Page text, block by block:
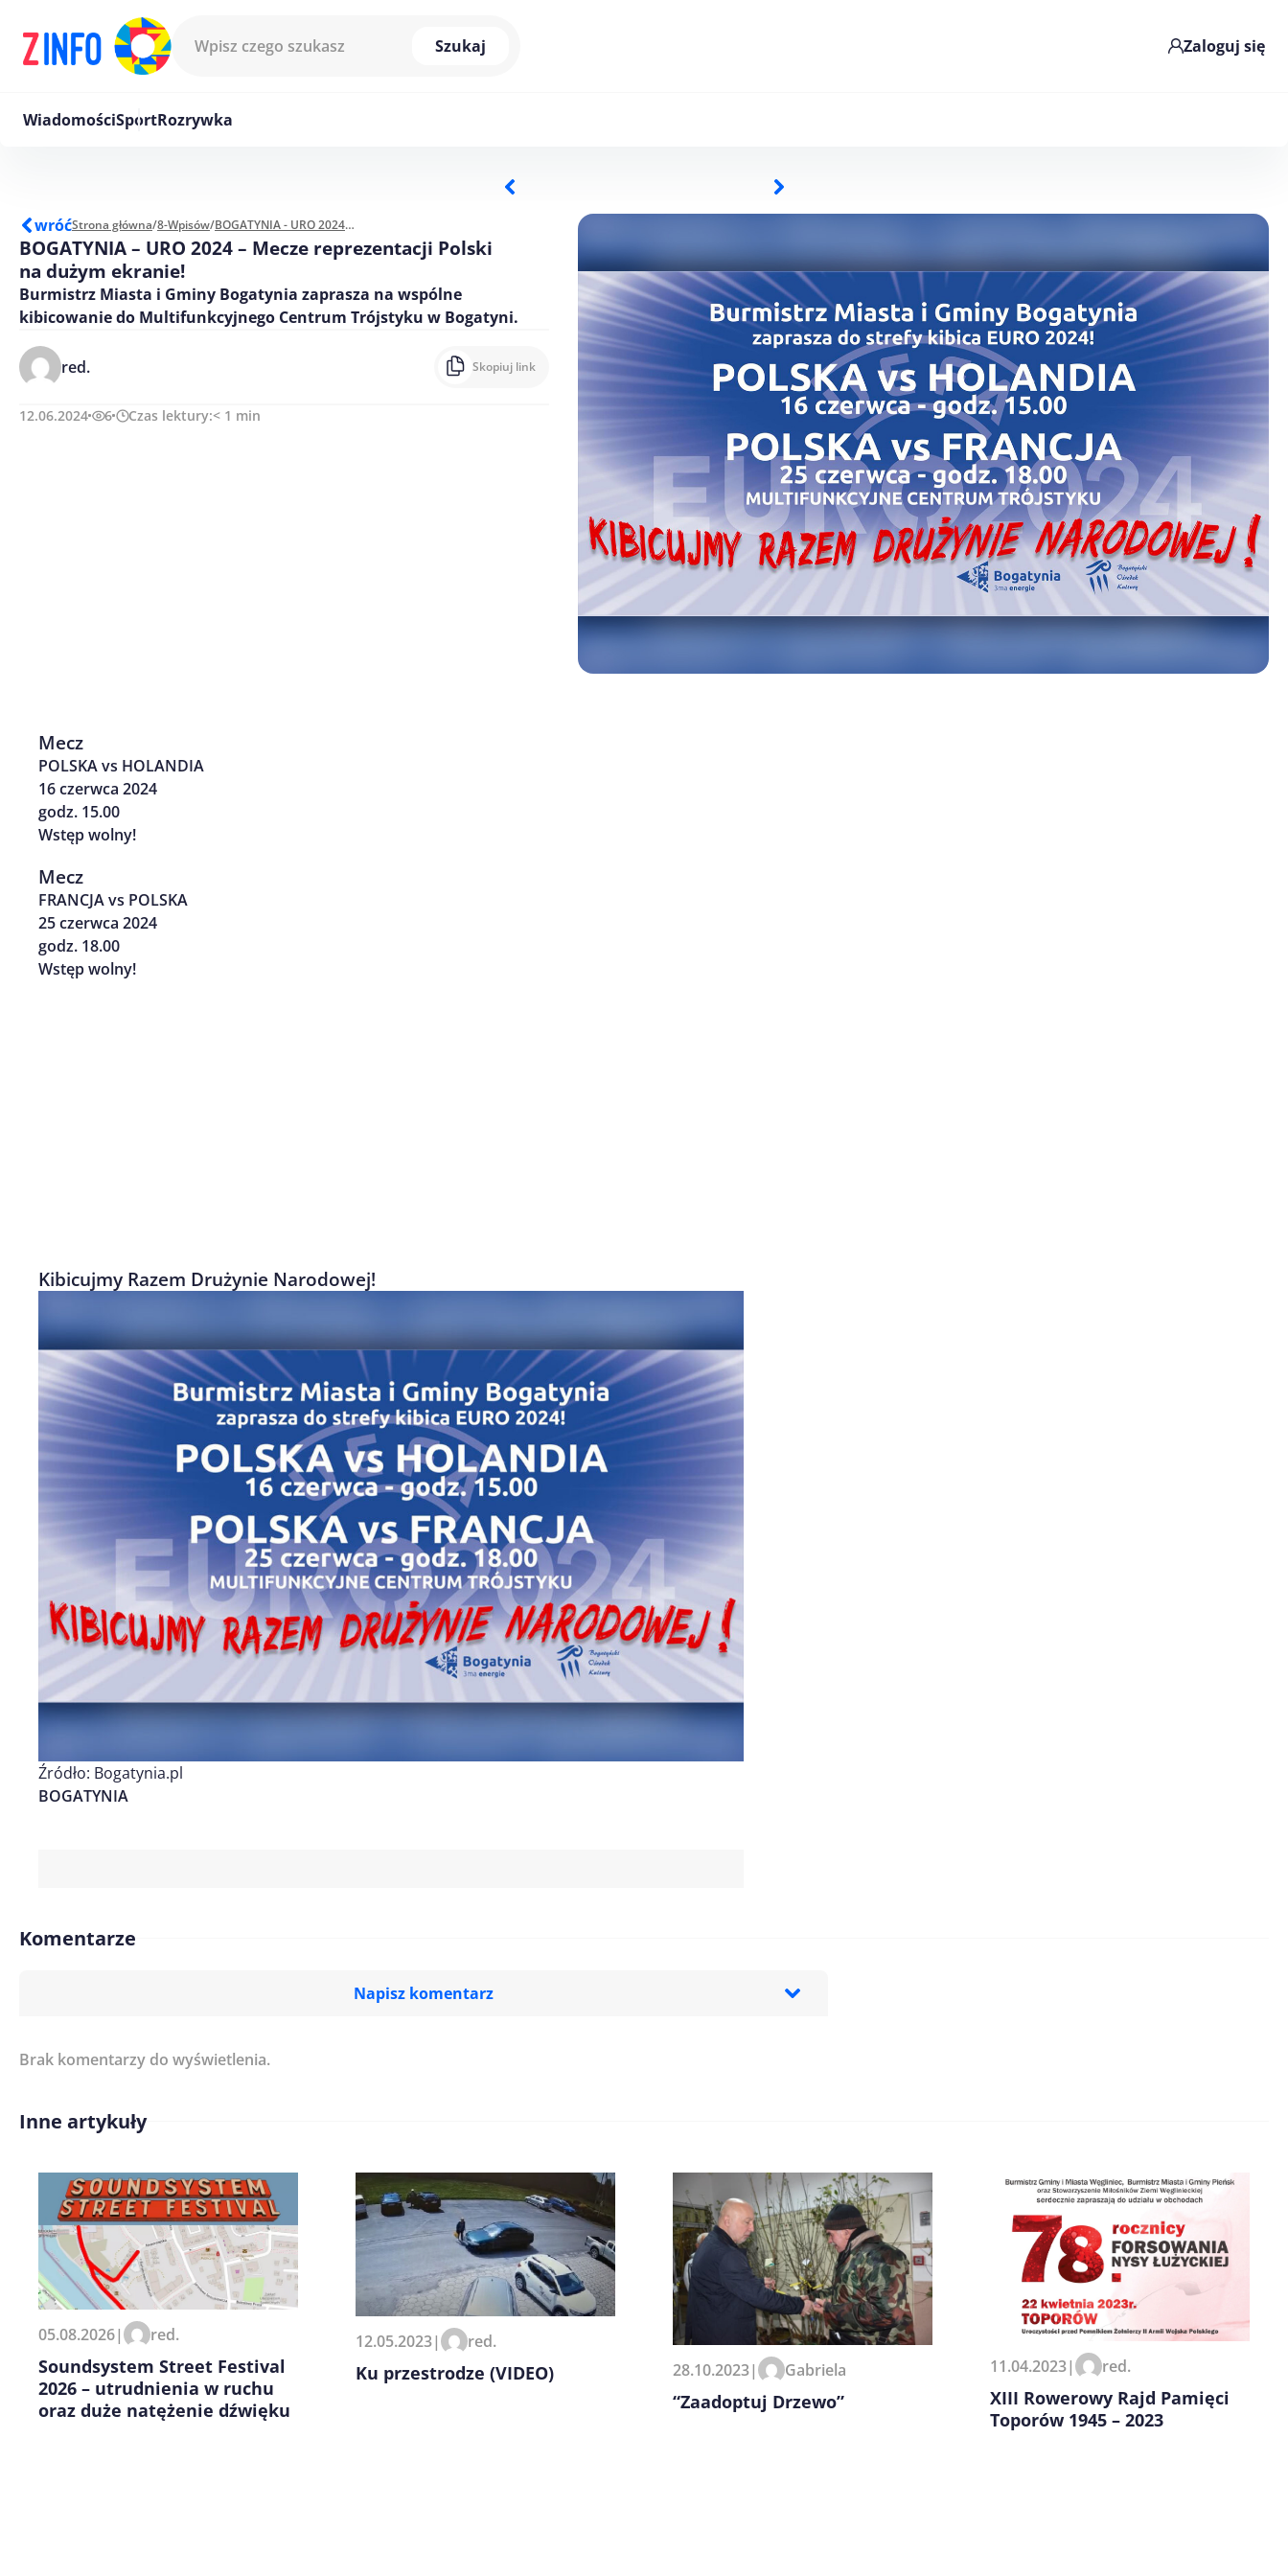
Szukaj
Zaloguj się
WiadomościSportRozrywka
wróćStrona główna/8-Wpisów/ BOGATYNIA - URO 2024 - Mecze reprezentacji Polski na dużym ekranie!
BOGATYNIA – URO 2024 – Mecze reprezentacji Polski
na dużym ekranie!
Burmistrz Miasta i Gminy Bogatynia zaprasza na wspólne
kibicowanie do Multifunkcyjnego Centrum Trójstyku w Bogatyni.
red. Skopiuj link
12.06.2024 6 Czas lektury:< 1 min
Mecz
POLSKA vs HOLANDIA
16 czerwca 2024
godz. 15.00
Wstęp wolny!
Mecz
FRANCJA vs POLSKA
25 czerwca 2024
godz. 18.00
Wstęp wolny!
Kibicujmy Razem Drużynie Narodowej!
Źródło: Bogatynia.pl
BOGATYNIA
Komentarze
Napisz komentarz
Imię/ Nick*
Zapamiętaj moje dane w tej przeglądarce podczas pisania
kolejnych komentarzy.
Brak komentarzy do wyświetlenia.
Inne artykuły
05.08.2026| red.
Soundsystem Street Festival
2026 – utrudnienia w ruchu
oraz duże natężenie dźwięku
12.05.2023| red.
Ku przestrodze (VIDEO) 28.10.2023| Gabriela
“Zaadoptuj Drzewo”
11.04.2023| red.
XIII Rowerowy Rajd Pamięci
Toporów 1945 – 2023